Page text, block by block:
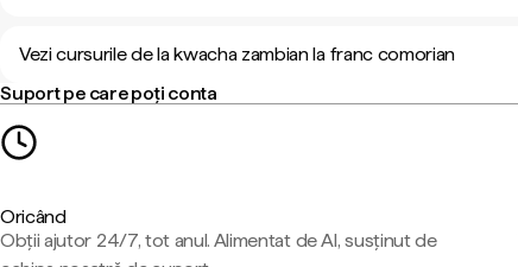
Vezi cursurile de la kwacha zambian la franc comorian
Suport pe care poți conta
Oricând
Obții ajutor 24/7, tot anul. Alimentat de AI, susținut de